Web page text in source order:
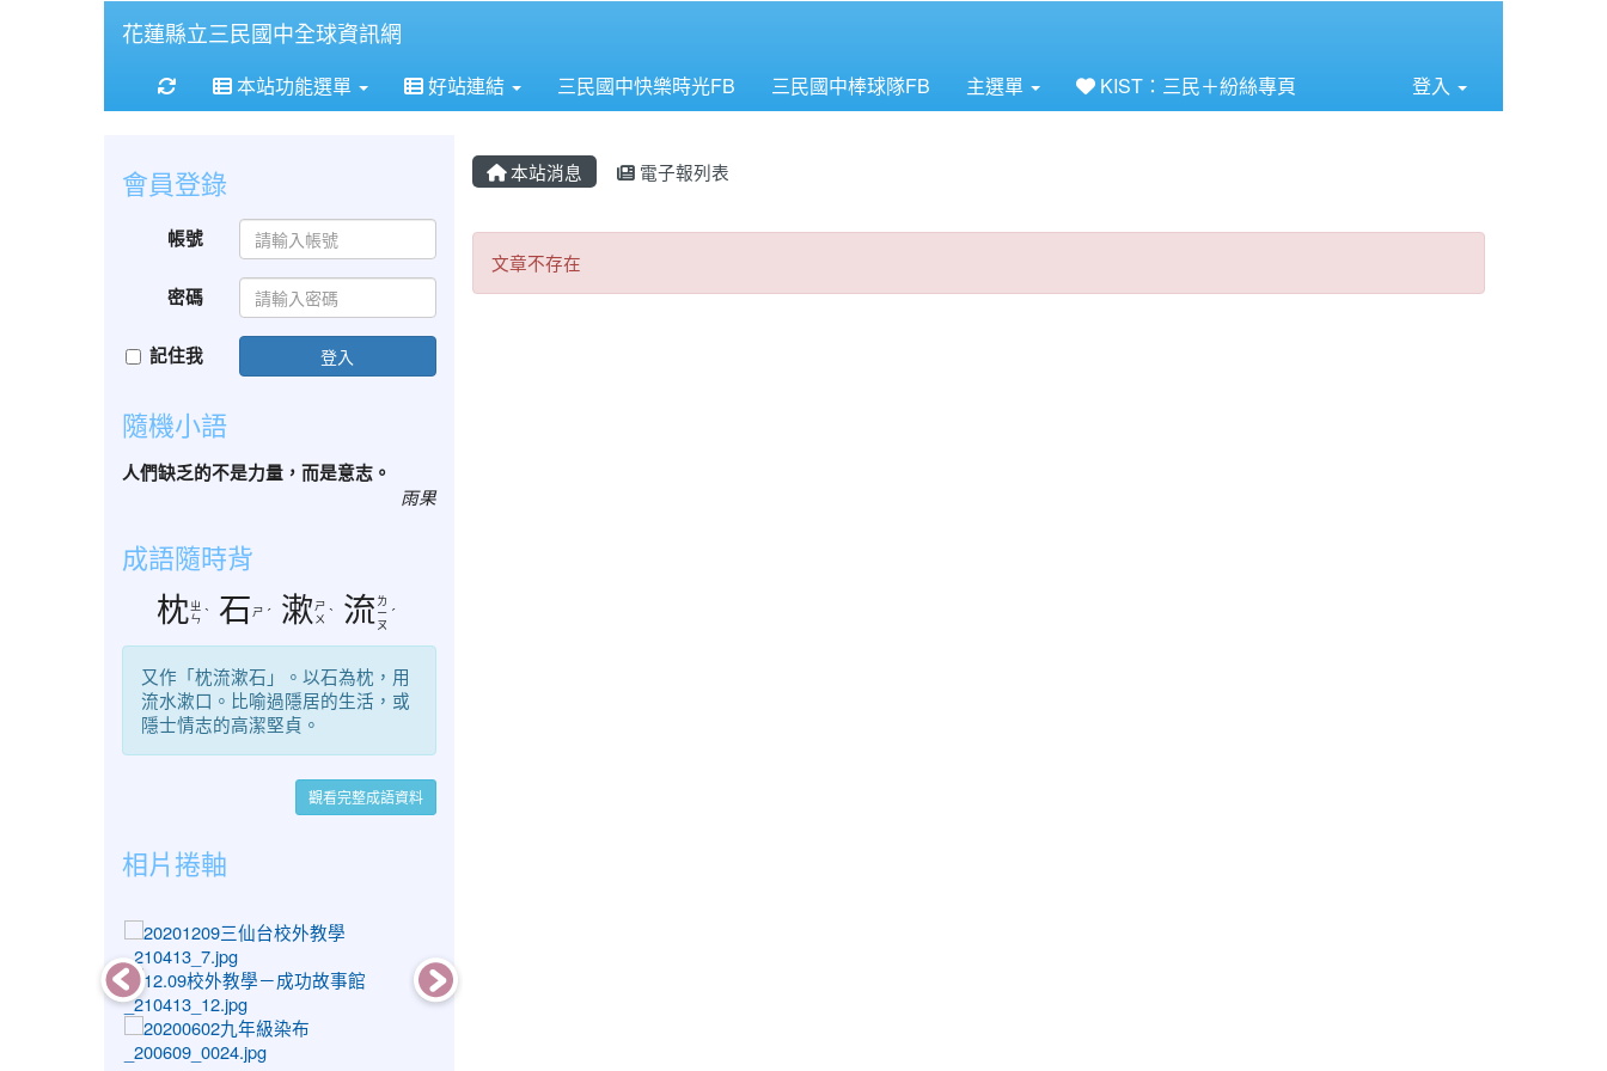
花蓮縣立三民國中全球資訊網
重新取得佈景設定
本站功能選單 好站連結 三民國中快樂時光FB 三民國中棒球隊FB 主選單 KIST：三民＋紛絲專頁 登入
本站消息 電子報列表
文章不存在
文章不存在
會員登錄
帳號
密碼
記住我 登入
隨機小語
人們缺乏的不是力量，而是意志。
雨果
成語隨時背
枕ㄓ
ㄣ ˋ 石ㄕ ˊ 漱ㄕ
ㄨ ˋ 流 ㄌ
ㄧ
ㄡ
ˊ
又作「枕流漱石」。以石為枕，用
流水漱口。比喻過隱居的生活，或
隱士情志的高潔堅貞。
觀看完整成語資料
相片捲軸
photo-1386